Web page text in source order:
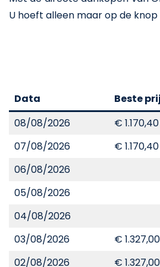
U hoeft alleen maar op de
Data
Beste
08/08/2026
€ 1.170,40
07/08/2026
€ 1.170,40
06/08/2026
05/08/2026
04/08/2026
03/08/2026
€ 1.327,00
02/08/2026
€ 1.327,00